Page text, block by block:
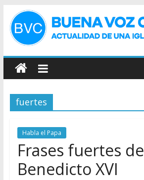
fuertes
Habla el Papa
Frases fuertes de
Benedicto XVI